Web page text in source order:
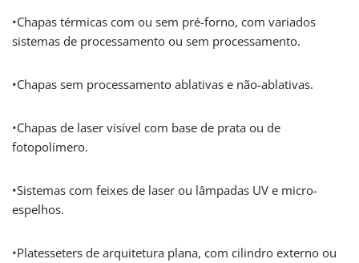
•Chapas térmicas com ou sem pré-forno, com variados
sistemas de processamento ou sem processamento.
•Chapas sem processamento ablativas e não-ablativas.
•Chapas de laser visível com base de prata ou de
fotopolímero.
•Sistemas com feixes de laser ou lâmpadas UV e micro-
espelhos.
•Platesseters de arquitetura plana, com cilindro externo ou